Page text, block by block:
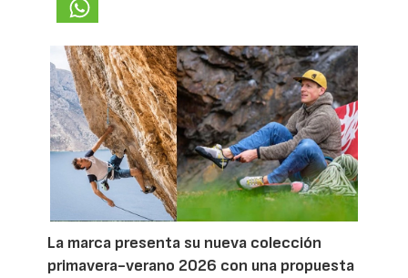
La marca presenta su nueva colección
primavera-verano 2026 con una propuesta